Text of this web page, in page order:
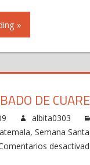
»
DE
albita0303
, Semana Santa